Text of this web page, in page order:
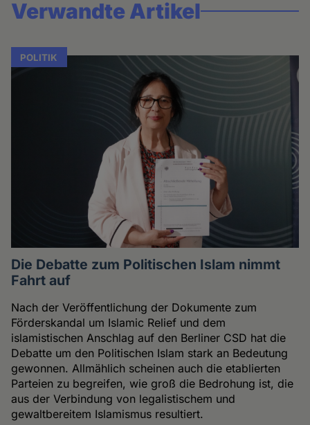
Verwandte Artikel
POLITIK
Die Debatte zum Politischen Islam nimmt
Fahrt auf
Nach der Veröffentlichung der Dokumente zum
Förderskandal um Islamic Relief und dem
islamistischen Anschlag auf den Berliner CSD hat die
Debatte um den Politischen Islam stark an Bedeutung
gewonnen. Allmählich scheinen auch die etablierten
Parteien zu begreifen, wie groß die Bedrohung ist, die
aus der Verbindung von legalistischem und
gewaltbereitem Islamismus resultiert.